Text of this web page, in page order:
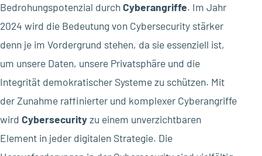
Bedrohungspotenzial durchCyberangriffe. Im Jahr
2024 wird die Bedeutung von Cybersecurity stärker
denn je im Vordergrund stehen, da sie essenziell ist,
um unsere Daten, unsere Privatsphäre und die
Integrität demokratischer Systeme zu schützen. Mit
der Zunahme raffinierter und komplexer Cyberangriffe
wird Cybersecurityzu einem unverzichtbaren
Element in jeder digitalen Strategie. Die